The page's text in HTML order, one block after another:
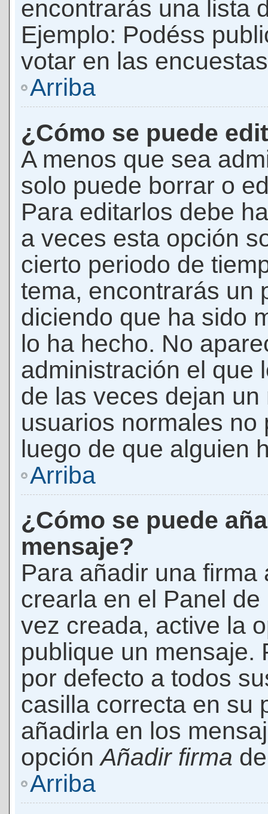
encontrarás una lista
Ejemplo: Podéss
votar en las
Arriba
¿Cómo se puede
A menos que sea
solo puede borrar o
Para editarlos debe
a veces esta opción
cierto periodo de
tema, encontrarás un
diciendo que ha sido
lo ha hecho. No
administración el que
de las veces dejan
usuarios normales
luego de que alguien
Arriba
¿Cómo se puede
mensaje?
Para añadir una
crearla en el Panel
vez creada, active la
publique un mensaje.
por defecto a todos
casilla correcta en su
añadirla en los
opciónAñadir firma
Arriba